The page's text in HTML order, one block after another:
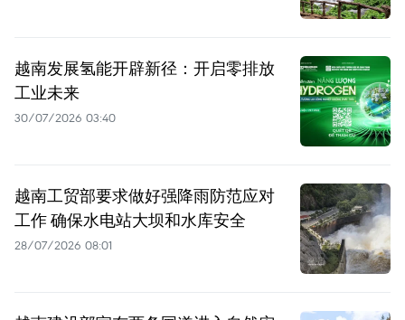
越南发展氢能开辟新径：开启零排放
工业未来
30/07/2026 03:40
越南工贸部要求做好强降雨防范应对
工作 确保水电站大坝和水库安全
28/07/2026 08:01